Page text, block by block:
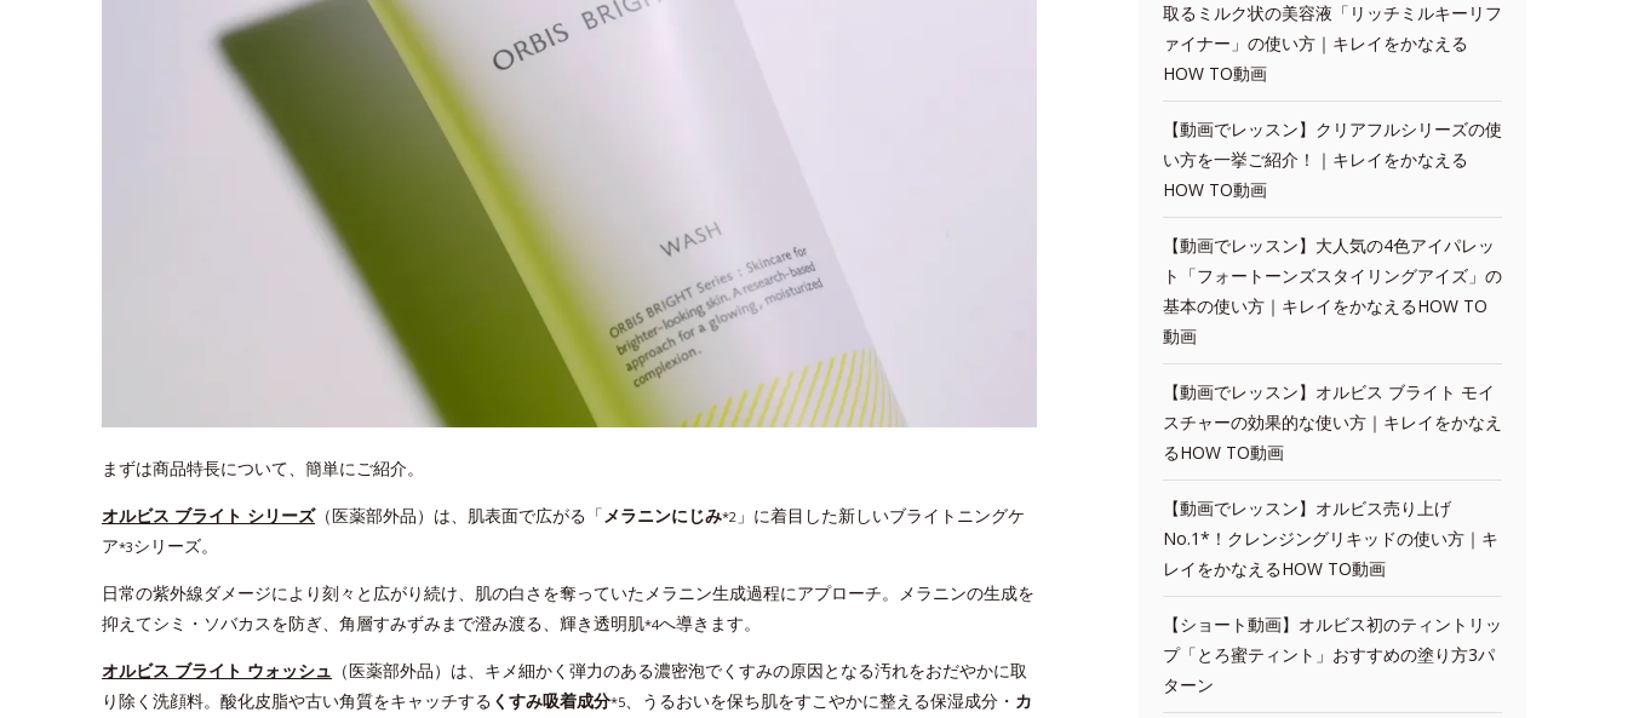
まずは商品特長について、簡単にご紹介。
オルビス ブライト シリーズ（医薬部外品）は、肌表面で広がる「メラニンにじみ*2 」に着目した新しいブライトニングケ
ア*3シリーズ。
日常の紫外線ダメージにより刻々と広がり続け、肌の白さを奪っていたメラニン生成過程にアプローチ。メラニンの生成を
抑えてシミ・ソバカスを防ぎ、角層すみずみまで澄み渡る、輝き透明肌*4へ導きます。
オルビス ブライト ウォッシュ （医薬部外品）は、キメ細かく弾力のある濃密泡でくすみの原因となる汚れをおだやかに取
り除く洗顔料。酸化皮脂や古い角質をキャッチする くすみ吸着成分*5、うるおいを保ち肌をすこやかに整える保湿成分・ カ
取るミルク状の美容液「リッチミルキーリフ
ァイナー」の使い方｜キレイをかなえる
HOW TO動画
【動画でレッスン】クリアフルシリーズの使
い方を一挙ご紹介！｜キレイをかなえる
HOW TO動画
【動画でレッスン】大人気の4色アイパレッ
ト「フォートーンズスタイリングアイズ」の
基本の使い方｜キレイをかなえるHOW TO
動画
【動画でレッスン】オルビス ブライト モイ
スチャーの効果的な使い方｜キレイをかなえ
るHOW TO動画
【動画でレッスン】オルビス売り上げ
No.1*！クレンジングリキッドの使い方｜キ
レイをかなえるHOW TO動画
【ショート動画】オルビス初のティントリッ
プ「とろ蜜ティント」おすすめの塗り方3パ
ターン